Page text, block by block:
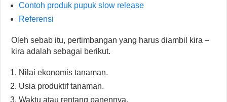
Contoh produk pupuk slow release
Referensi
Oleh sebab itu, pertimbangan yang harus diambil kira –
kira adalah sebagai berikut.
Nilai ekonomis tanaman.
Usia produktif tanaman.
Waktu atau rentang panennya.